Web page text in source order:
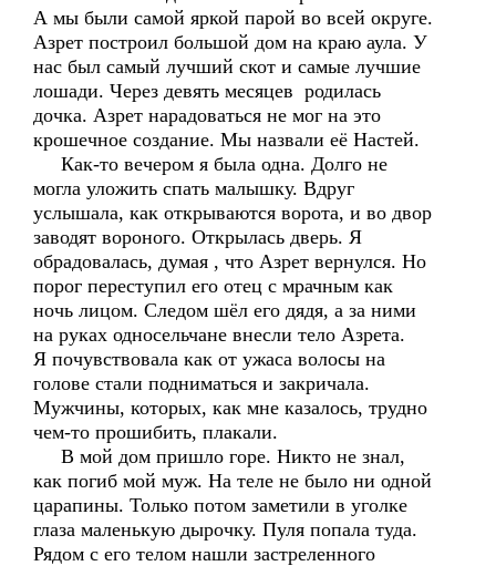
А мы были самой яркой парой во всей округе.
Азрет построил большой дом на краю аула. У
нас был самый лучший скот и самые лучшие
лошади. Через девять месяцев родилась
дочка. Азрет нарадоваться не мог на это
крошечное создание. Мы назвали её Настей.
Как-то вечером я была одна. Долго не
могла уложить спать малышку. Вдруг
услышала, как открываются ворота, и во двор
заводят вороного. Открылась дверь. Я
обрадовалась, думая , что Азрет вернулся. Но
порог переступил его отец с мрачным как
ночь лицом. Следом шёл его дядя, а за ними
на руках односельчане внесли тело Азрета.
Я почувствовала как от ужаса волосы на
голове стали подниматься и закричала.
Мужчины, которых, как мне казалось, трудно
чем-то прошибить, плакали.
В мой дом пришло горе. Никто не знал,
как погиб мой муж. На теле не было ни одной
царапины. Только потом заметили в уголке
глаза маленькую дырочку. Пуля попала туда.
Рядом с его телом нашли застреленного